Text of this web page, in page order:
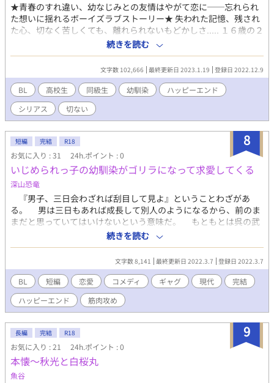
★青春のすれ違い、幼なじみとの友情はやがて恋に──忘れられ
た想いに揺れるボーイズラブストーリー★ 失われた記憶、残され
た心、切なく苦しくても、離れられないもどかしさ..... １６歳の２
人の初々しく不器用な恋。 【あらすじ】 旭葵（あさき）と一生
（いっせい）は小３からの幼なじみ。 当時子どもたちの間で流行
っていた戦国合戦で三河の武将だった一生は、旭葵を一目見て自
分の姫にしたいと言い出す。 けれど、旭葵は女扱いされるのが大
っ嫌い。 そんな2人の出会いから、時は流れ...... 高校2年生になっ
た２人。 旭葵への恋心に悩む一生と、一生の気持ちに気づき始め
る旭葵。 ２人の友情が、大きく揺らぎ出す......。 すれ違って、す
れ違っての、切ないピュアラブストーリー。 PV↓（紹介動画）
https://youtu.be/Fo1acacCSXo?si=txs0eAEU15FD_vt_ ⭐️この物
語はKindle出版に伴い、途中で休載とさせていただいておりま
す。 ↓Kindle https://amzn.asia/d/dcA9sym 【この本がお勧めの
方】 切なくキュンキュンするお話が好きな方 高校生青春ものが好
きな方 幼なじみものが好きな方 学園ものが好きな方 強気美形受
けが好きな方 【このお話のキーワード】 ＃高校生＃現代物＃幼な
じみ＃同級生＃すれ違い＃切ない＃青春 【作者より一言】 私が初
めて書いたBL小説です。 中学生の頃からず〜と私の頭の中にい
て、妄想の世界で恋させたり、泣かせていた２人（いつも主に旭
葵）をやっと形にしてあげられました。 旭葵と一生は私にとって
特別な存在で、ストーリーや展開はベタですが、私の萌えを最大
限に詰め込みました。 そんな私の大事な大事な２人の恋を、一緒
に見守ってくださると嬉しいです。
続きを読む
文字数 102,666 最終更新日 2023.1.19 登録日 2022.12.9
BL 高校生 同級生 幼馴染
ハッピーエンド
シリアス
切ない
8
短編 完結 R18
お気に入り : 31 24h.ポイント : 0
いじめられっ子の幼馴染がゴリラになって求愛してくる
深山恐竜
『男子、三日会わざれば刮目して見よ』ということわざがあ
る。 男は三日もあれば成長して別人のようになるから、前のま
まだと思っていてはいけないという意味だ。 もともとは呉の武
将呂蒙が勉強嫌いのお馬鹿ちゃんだったのに、しばらく会わない
でいるうちに勉強してとんでもない知識人になっていたという話
に由来している。 決して、成長期の男子は三日食って寝たら身
長がニョキニョキ伸びるといった、肉体面の変化を指すことわざ
ではない。肉体に関しては五年かけて鍛えなければ変わらない
と、あの秀吉だって言っている。 ――はずなのだが。 「なん
か、おかしくね？」 どういう原理かわからないが、俺の幼馴染
は、三日どころか一日会わない間に別人のように身長が伸び、腕
も首も太くなってしまっていた。まるでゴリラ。そのままゴリ
ラ。とってもゴリラ。 いじめられっ子だった俺の幼馴染は何処
へ？ ムキムキゴリラになったいじめられっ子から２０年越しの
想いを告げられるエロギャグコメディラブストーリー。 （ムーン
ライトノベルズにも投稿）
続きを読む
文字数 8,141 最終更新日 2022.3.7 登録日 2022.3.7
BL 短編 恋愛 コメディ ギャグ 現代
完結
ハッピーエンド
筋肉攻め
9
長編 完結 R18
お気に入り : 21 24h.ポイント : 0
本懐～秋光と白桜丸
魚谷